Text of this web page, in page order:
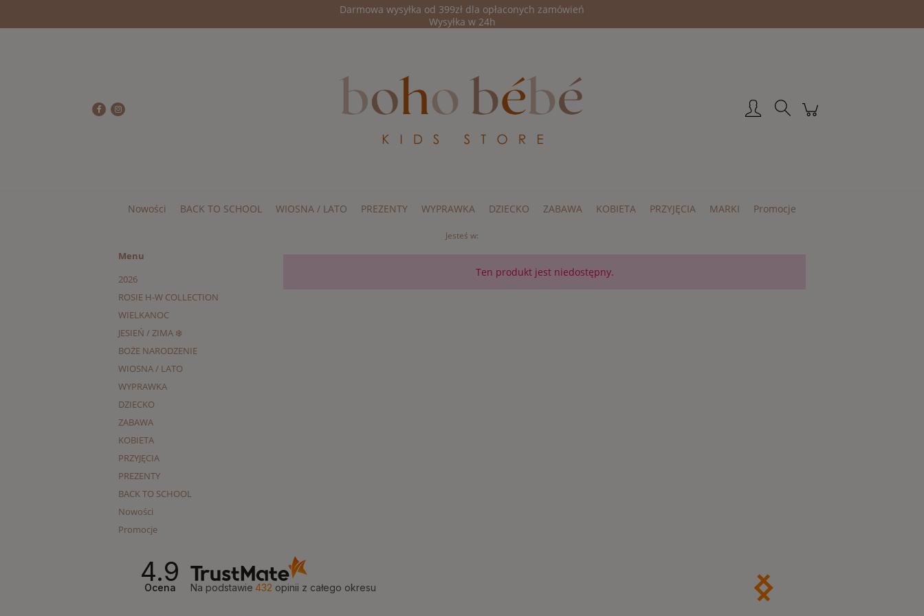
Darmowa wysyłka od 399zł dla opłaconych zamówień
Wysyłka w 24h
Nowości BACK TO SCHOOL WIOSNA / LATO PREZENTY WYPRAWKA DZIECKO ZABAWA KOBIETA PRZYJĘCIA MARKI Promocje
Jesteś w:
Menu
2026
ROSIE H-W COLLECTION
WIELKANOC
JESIEŃ / ZIMA ❄️
BOŻE NARODZENIE
WIOSNA / LATO
WYPRAWKA
DZIECKO
ZABAWA
KOBIETA
PRZYJĘCIA
PREZENTY
BACK TO SCHOOL
Nowości
Promocje
Ten produkt jest niedostępny.
4.9
Ocena Na podstawie 432 opinii z całego okresu